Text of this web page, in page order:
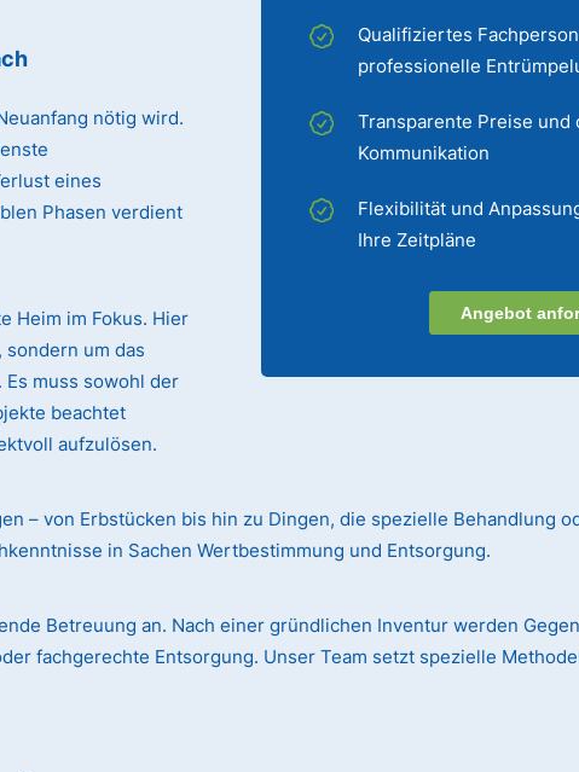
Qualifiziertes
professionelle
Transparente Preise und
Kommunikation
Flexibilität und
Ihre Zeitpläne
Angebot
nötig wird.
eines
Phasen verdient
Heim im Fokus. Hier
um das
muss sowohl der
beachtet
aufzulösen.
– von Erbstücken bis hin zu Dingen, die spezielle Behandlung
in Sachen Wertbestimmung und Entsorgung.
Betreuung an. Nach einer gründlichen Inventur werden
fachgerechte Entsorgung. Unser Team setzt spezielle